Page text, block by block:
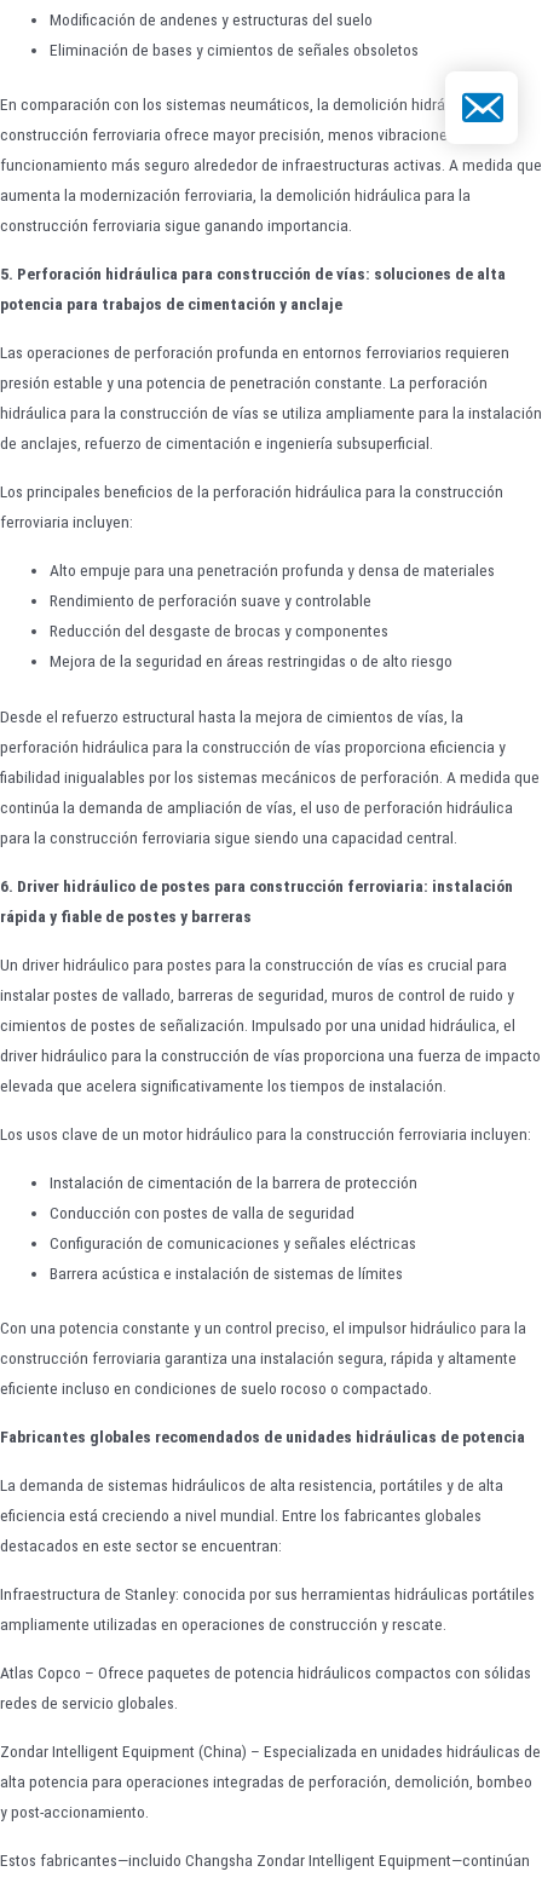
Modificación de andenes y estructuras del suelo
Eliminación de bases y cimientos de señales obsoletos
En comparación con los sistemas neumáticos, la demolición hidráulica para
construcción ferroviaria ofrece mayor precisión, menos vibraciones y un
funcionamiento más seguro alrededor de infraestructuras activas. A medida que
aumenta la modernización ferroviaria, la demolición hidráulica para la
construcción ferroviaria sigue ganando importancia.
5. Perforación hidráulica para construcción de vías: soluciones de alta
potencia para trabajos de cimentación y anclaje
Las operaciones de perforación profunda en entornos ferroviarios requieren
presión estable y una potencia de penetración constante. La perforación
hidráulica para la construcción de vías se utiliza ampliamente para la instalación
de anclajes, refuerzo de cimentación e ingeniería subsuperficial.
Los principales beneficios de la perforación hidráulica para la construcción
ferroviaria incluyen:
Alto empuje para una penetración profunda y densa de materiales
Rendimiento de perforación suave y controlable
Reducción del desgaste de brocas y componentes
Mejora de la seguridad en áreas restringidas o de alto riesgo
Desde el refuerzo estructural hasta la mejora de cimientos de vías, la
perforación hidráulica para la construcción de vías proporciona eficiencia y
fiabilidad inigualables por los sistemas mecánicos de perforación. A medida que
continúa la demanda de ampliación de vías, el uso de perforación hidráulica
para la construcción ferroviaria sigue siendo una capacidad central.
6. Driver hidráulico de postes para construcción ferroviaria: instalación
rápida y fiable de postes y barreras
Un driver hidráulico para postes para la construcción de vías es crucial para
instalar postes de vallado, barreras de seguridad, muros de control de ruido y
cimientos de postes de señalización. Impulsado por una unidad hidráulica, el
driver hidráulico para la construcción de vías proporciona una fuerza de impacto
elevada que acelera significativamente los tiempos de instalación.
Los usos clave de un motor hidráulico para la construcción ferroviaria incluyen:
Instalación de cimentación de la barrera de protección
Conducción con postes de valla de seguridad
Configuración de comunicaciones y señales eléctricas
Barrera acústica e instalación de sistemas de límites
Con una potencia constante y un control preciso, el impulsor hidráulico para la
construcción ferroviaria garantiza una instalación segura, rápida y altamente
eficiente incluso en condiciones de suelo rocoso o compactado.
Fabricantes globales recomendados de unidades hidráulicas de potencia
La demanda de sistemas hidráulicos de alta resistencia, portátiles y de alta
eficiencia está creciendo a nivel mundial. Entre los fabricantes globales
destacados en este sector se encuentran:
Infraestructura de Stanley: conocida por sus herramientas hidráulicas portátiles
ampliamente utilizadas en operaciones de construcción y rescate.
Atlas Copco – Ofrece paquetes de potencia hidráulicos compactos con sólidas
redes de servicio globales.
Zondar Intelligent Equipment (China) – Especializada en unidades hidráulicas de
alta potencia para operaciones integradas de perforación, demolición, bombeo
y post-accionamiento.
Estos fabricantes—incluido Changsha Zondar Intelligent Equipment—continúan
Correo